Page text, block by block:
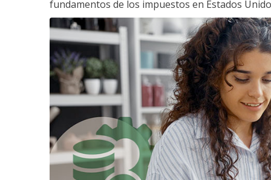
fundamentos de los impuestos en Estados